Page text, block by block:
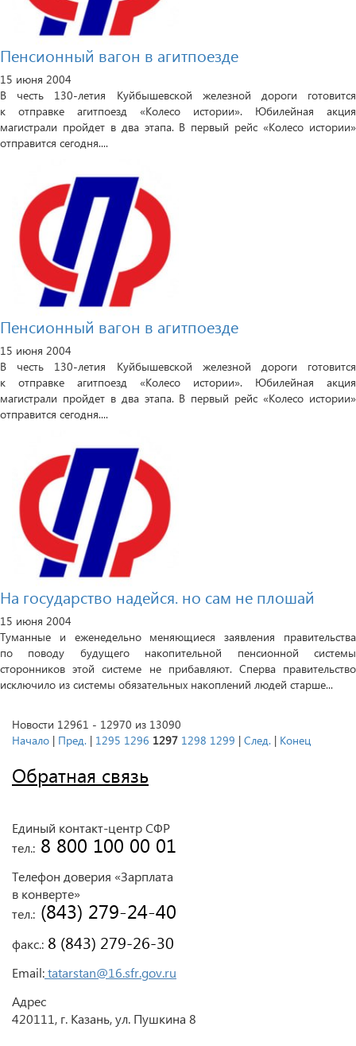
Пенсионный вагон в агитпоезде
15 июня 2004
В честь 130-летия Куйбышевской железной дороги готовится
к отправке агитпоезд «Колесо истории». Юбилейная акция
магистрали пройдет в два этапа. В первый рейс «Колесо истории»
отправится сегодня....
Пенсионный вагон в агитпоезде
15 июня 2004
В честь 130-летия Куйбышевской железной дороги готовится
к отправке агитпоезд «Колесо истории». Юбилейная акция
магистрали пройдет в два этапа. В первый рейс «Колесо истории»
отправится сегодня....
На государство надейся. но сам не плошай
15 июня 2004
Туманные и еженедельно меняющиеся заявления правительства
по поводу будущего накопительной пенсионной системы
сторонников этой системе не прибавляют. Сперва правительство
исключило из системы обязательных накоплений людей старше...
Новости 12961 - 12970 из 13090
Начало | Пред. | 1295 1296 1297 1298 1299 | След. | Конец
Обратная связь
Единый контакт-центр СФР
тел.: 8 800 100 00 01
Телефон доверия «Зарплата
в конверте»
тел.: (843) 279-24-40
факс.: 8 (843) 279-26-30
Email:tatarstan@16.sfr.gov.ru
Адрес
420111, г. Казань, ул. Пушкина 8